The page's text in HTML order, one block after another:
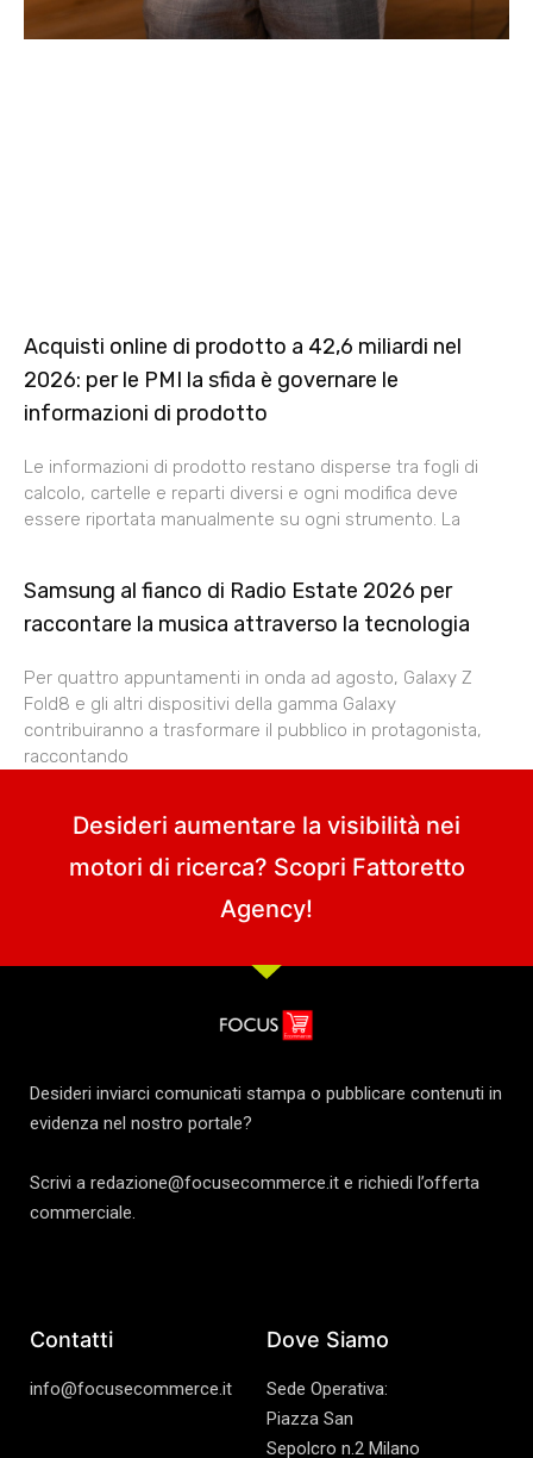
Acquisti online di prodotto a 42,6 miliardi nel
2026: per le PMI la sfida è governare le
informazioni di prodotto
Le informazioni di prodotto restano disperse tra fogli di
calcolo, cartelle e reparti diversi e ogni modifica deve
essere riportata manualmente su ogni strumento. La
Samsung al fianco di Radio Estate 2026 per
raccontare la musica attraverso la tecnologia
Per quattro appuntamenti in onda ad agosto, Galaxy Z
Fold8 e gli altri dispositivi della gamma Galaxy
contribuiranno a trasformare il pubblico in protagonista,
raccontando
Desideri aumentare la visibilità nei
motori di ricerca? Scopri Fattoretto
Agency!
Desideri inviarci comunicati stampa o pubblicare contenuti in
evidenza nel nostro portale?
Scrivi a redazione@focusecommerce.it e richiedi l’offerta
commerciale.
Contatti
info@focusecommerce.it
Dove Siamo
Sede Operativa:
Piazza San
Sepolcro n.2 Milano